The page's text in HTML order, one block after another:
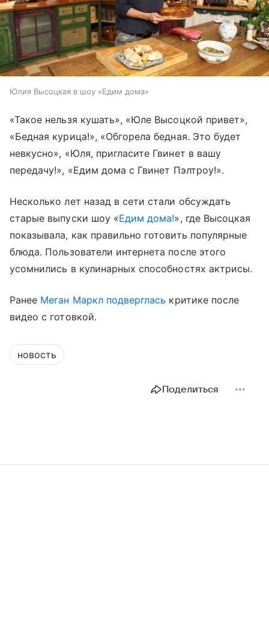
Юлия Высоцкая в шоу «Едим дома»
«Такое нельзя кушать», «Юле Высоцкой привет»,
«Бедная курица!», «Обгорела бедная. Это будет
невкусно», «Юля, пригласите Гвинет в вашу
передачу!», «Едим дома с Гвинет Пэлтроу!».
Несколько лет назад в сети стали обсуждать
старые выпуски шоу «Едим дома!», где Высоцкая
показывала, как правильно готовить популярные
блюда. Пользователи интернета после этого
усомнились в кулинарных способностях актрисы.
Ранее Меган Маркл подверглась критике после
видео с готовкой.
новость
Поделиться